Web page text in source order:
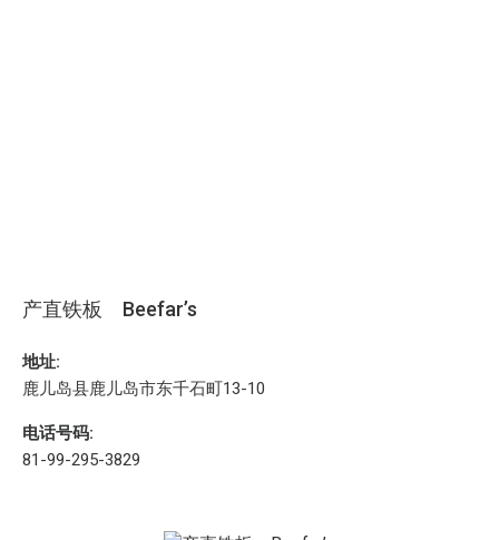
产直铁板 Beefar’s
地址:
鹿儿岛县鹿儿岛市东千石町13-10
电话号码:
81-99-295-3829